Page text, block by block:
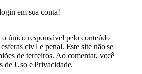
em sua conta!
único responsável pelo conteúdo
civil e penal. Este site não se
de terceiros. Ao comentar, você
de Uso e Privacidade.